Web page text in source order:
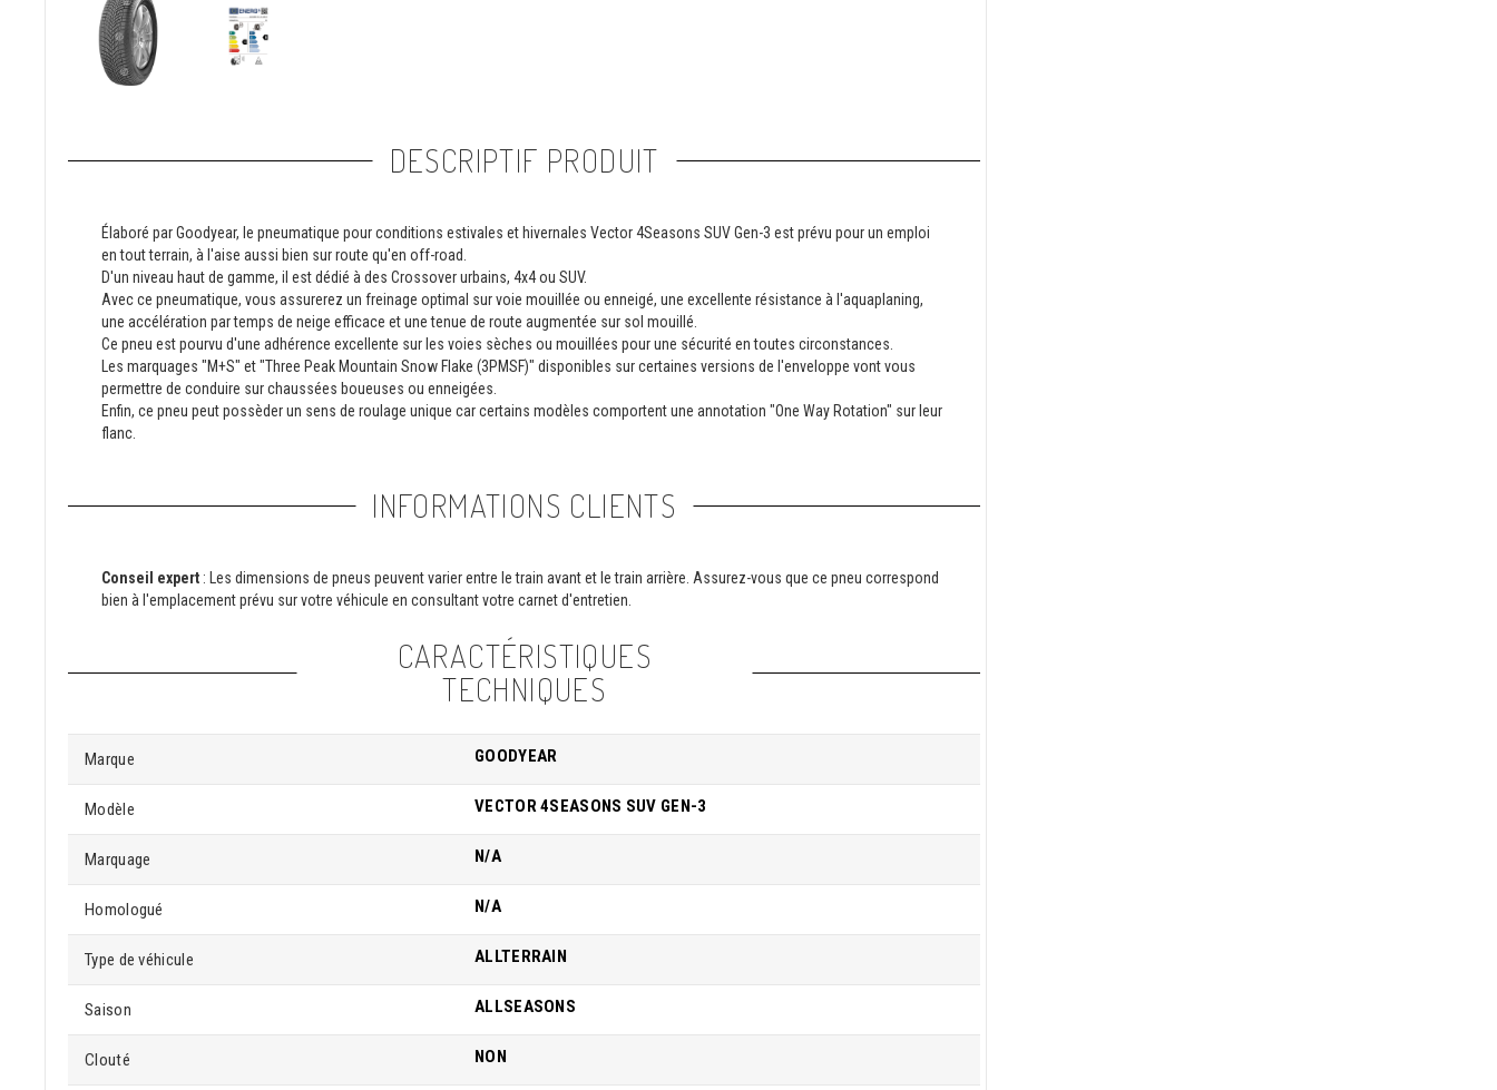
DESCRIPTIF PRODUIT
Élaboré par Goodyear, le pneumatique pour conditions estivales et hivernales Vector 4Seasons SUV Gen-3 est prévu pour un emploi
en tout terrain, à l'aise aussi bien sur route qu'en off-road.
D'un niveau haut de gamme, il est dédié à des Crossover urbains, 4x4 ou SUV.
Avec ce pneumatique, vous assurerez un freinage optimal sur voie mouillée ou enneigé, une excellente résistance à l'aquaplaning,
une accélération par temps de neige efficace et une tenue de route augmentée sur sol mouillé.
Ce pneu est pourvu d'une adhérence excellente sur les voies sèches ou mouillées pour une sécurité en toutes circonstances.
Les marquages "M+S" et "Three Peak Mountain Snow Flake (3PMSF)" disponibles sur certaines versions de l'enveloppe vont vous
permettre de conduire sur chaussées boueuses ou enneigées.
Enfin, ce pneu peut possèder un sens de roulage unique car certains modèles comportent une annotation "One Way Rotation" sur leur
flanc.
INFORMATIONS CLIENTS
Conseil expert : Les dimensions de pneus peuvent varier entre le train avant et le train arrière. Assurez-vous que ce pneu correspond
bien à l'emplacement prévu sur votre véhicule en consultant votre carnet d'entretien.
CARACTÉRISTIQUES
TECHNIQUES
Marque GOODYEAR
Modèle VECTOR 4SEASONS SUV GEN-3
Marquage N/A
Homologué N/A
Type de véhicule ALLTERRAIN
Saison ALLSEASONS
Clouté NON